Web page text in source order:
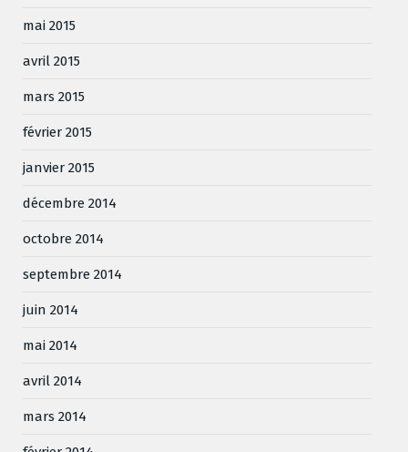
mai 2015
avril 2015
mars 2015
février 2015
janvier 2015
décembre 2014
octobre 2014
septembre 2014
juin 2014
mai 2014
avril 2014
mars 2014